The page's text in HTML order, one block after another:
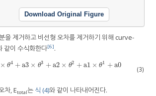
Download Original Figure
을 제거하고 비선형 오차를 제거하기 위해 curve-
같이 수식화한다[6].
× θ4 +a3 × θ3 +a2 × θ2 +a1 × θ1 +a0
+a 4×θ4+a3 ×θ 3+ a2×θ2+ a1× θ1+a 0 (3)
차, Etotal는 식 (4)와 같이 나타내어진다.